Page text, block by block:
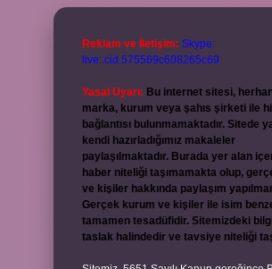
Reklam ve İletişim: Skype:
live:.cid.575569c608265c69
Yasal Uyarı: Bu internet sitesi,
marka, kurum veya şahıs şirketi ile
bağlantısı bulunmamaktadır. Sitede
kendi hazırladığımız makaleler
paylaşılmaktadır. Burada yer alan
haber niteliği taşımamakta olup,
ve kişiler hakkında paylaşım
Gerçek kurum ve kişiler ile isim
tamamen tesadüfidir. Sitemizdeki
taslak halindedir ve tavsiye niteliği